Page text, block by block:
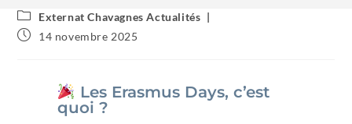
Externat Chavagnes Actualités
14 novembre 2025
Les Erasmus Days, c’est
quoi ?